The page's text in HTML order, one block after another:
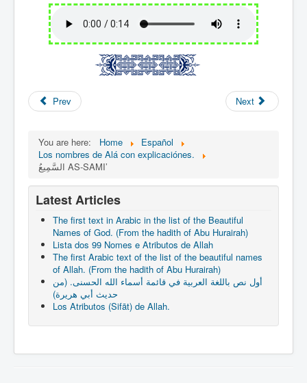
Prev Next
You are here: Home
Español
Los nombres de Alá con explicaciónes.
السَّمِيعُ AS-SAMI’
Latest Articles
The first text in Arabic in the list of the Beautiful
Names of God. (From the hadith of Abu Hurairah)
Lista dos 99 Nomes e Atributos de Allah
The first Arabic text of the list of the beautiful names
of Allah. (From the hadith of Abu Hurairah)
أول نص باللغة العربية في قائمة أسماء الله الحسنى. (من
حديث أبي هريرة)
Los Atributos (Sifāt) de Allah.